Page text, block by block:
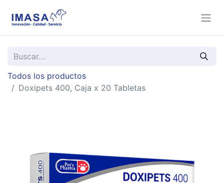
Todos los productos
Doxipets 400, Caja x 20 Tabletas